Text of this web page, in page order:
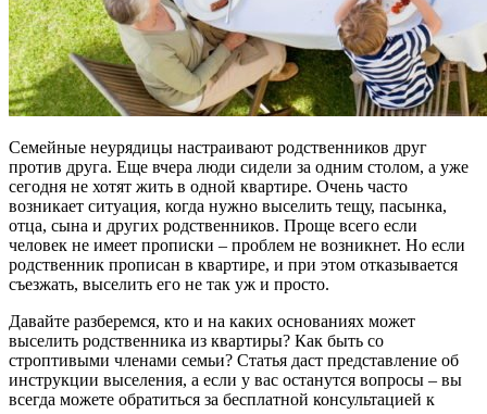
Семейные неурядицы настраивают родственников друг
против друга. Еще вчера люди сидели за одним столом, а уже
сегодня не хотят жить в одной квартире. Очень часто
возникает ситуация, когда нужно выселить тещу, пасынка,
отца, сына и других родственников. Проще всего если
человек не имеет прописки – проблем не возникнет. Но если
родственник прописан в квартире, и при этом отказывается
съезжать, выселить его не так уж и просто.
Давайте разберемся, кто и на каких основаниях может
выселить родственника из квартиры? Как быть со
строптивыми членами семьи? Статья даст представление об
инструкции выселения, а если у вас останутся вопросы – вы
всегда можете обратиться за бесплатной консультацией к